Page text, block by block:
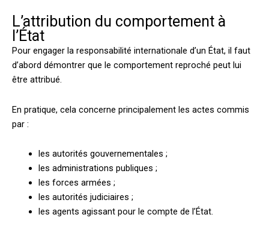
L’attribution du comportement à
l’État
Pour engager la responsabilité internationale d’un État, il faut
d’abord démontrer que le comportement reproché peut lui
être attribué.
En pratique, cela concerne principalement les actes commis
par :
les autorités gouvernementales ;
les administrations publiques ;
les forces armées ;
les autorités judiciaires ;
les agents agissant pour le compte de l’État.